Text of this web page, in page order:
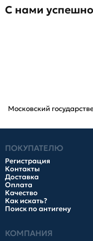
С нами
Московский
ПОКУПАТЕЛЮ
Регистрация
Контакты
Доставка
Оплата
Качество
Как искать?
Поиск по антигену
КОМПАНИЯ